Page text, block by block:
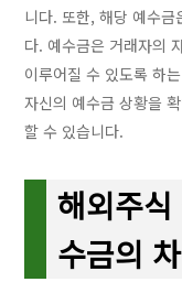
니다. 또한, 해당 예수금
다. 예수금은 거래자의
이루어질 수 있도록 하
자신의 예수금 상황을
할 수 있습니다.
해외주
수금의